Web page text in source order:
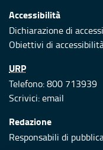
Accessibilità
Dichiarazione di
Obiettivi di
URP
Telefono: 800 713939
Scrivici:email
Redazione
Responsabili di